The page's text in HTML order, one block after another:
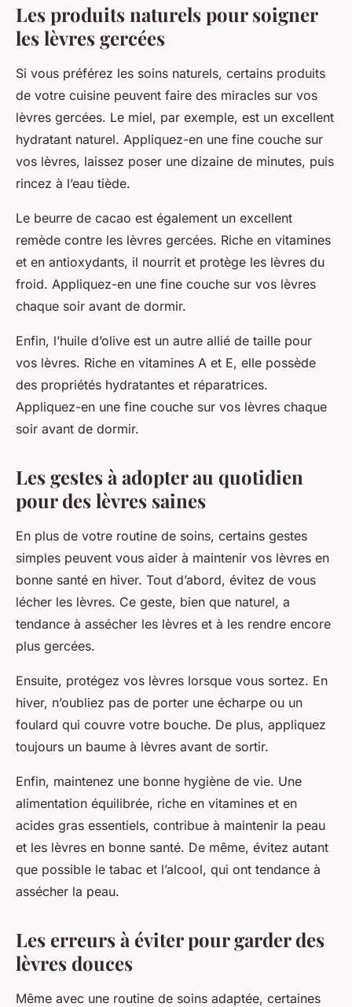
Les produits naturels pour soigner
les lèvres gercées
Si vous préférez les soins naturels, certains produits
de votre cuisine peuvent faire des miracles sur vos
lèvres gercées. Le miel, par exemple, est un excellent
hydratant naturel. Appliquez-en une fine couche sur
vos lèvres, laissez poser une dizaine de minutes, puis
rincez à l’eau tiède.
Le beurre de cacao est également un excellent
remède contre les lèvres gercées. Riche en vitamines
et en antioxydants, il nourrit et protège les lèvres du
froid. Appliquez-en une fine couche sur vos lèvres
chaque soir avant de dormir.
Enfin, l’huile d’olive est un autre allié de taille pour
vos lèvres. Riche en vitamines A et E, elle possède
des propriétés hydratantes et réparatrices.
Appliquez-en une fine couche sur vos lèvres chaque
soir avant de dormir.
Les gestes à adopter au quotidien
pour des lèvres saines
En plus de votre routine de soins, certains gestes
simples peuvent vous aider à maintenir vos lèvres en
bonne santé en hiver. Tout d’abord, évitez de vous
lécher les lèvres. Ce geste, bien que naturel, a
tendance à assécher les lèvres et à les rendre encore
plus gercées.
Ensuite, protégez vos lèvres lorsque vous sortez. En
hiver, n’oubliez pas de porter une écharpe ou un
foulard qui couvre votre bouche. De plus, appliquez
toujours un baume à lèvres avant de sortir.
Enfin, maintenez une bonne hygiène de vie. Une
alimentation équilibrée, riche en vitamines et en
acides gras essentiels, contribue à maintenir la peau
et les lèvres en bonne santé. De même, évitez autant
que possible le tabac et l’alcool, qui ont tendance à
assécher la peau.
Les erreurs à éviter pour garder des
lèvres douces
Même avec une routine de soins adaptée, certaines